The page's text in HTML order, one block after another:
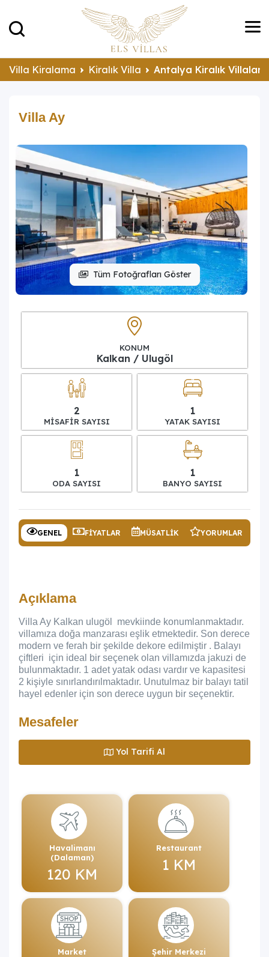
Villa Kiralama Kiralık Villa Antalya Kiralık Villalar
Villa Ay
Tüm Fotoğrafları Göster
KONUM
Kalkan / Ulugöl
2
MISAFIR SAYISI
1
YATAK SAYISI
1
ODA SAYISI
1
BANYO SAYISI
GENEL FIYATLAR MÜSATLIK YORUMLAR
Açıklama
Villa Ay Kalkan ulugöl mevkiinde konumlanmaktadır.
villamıza doğa manzarası eşlik etmektedir. Son derece
modern ve ferah bir şekilde dekore edilmiştir . Balayı
çiftleri için ideal bir seçenek olan villamızda jakuzi de
bulunmaktadır. 1 adet yatak odası vardır ve kapasitesi
2 kişiyle sınırlandırılmaktadır. Unutulmaz bir balayı tatil
hayel edenler için son derece uygun bir seçenektir.
Mesafeler
Yol Tarifi Al
Havalimanı
(Dalaman)
120 KM
Restaurant
1 KM
Market Şehir Merkezi